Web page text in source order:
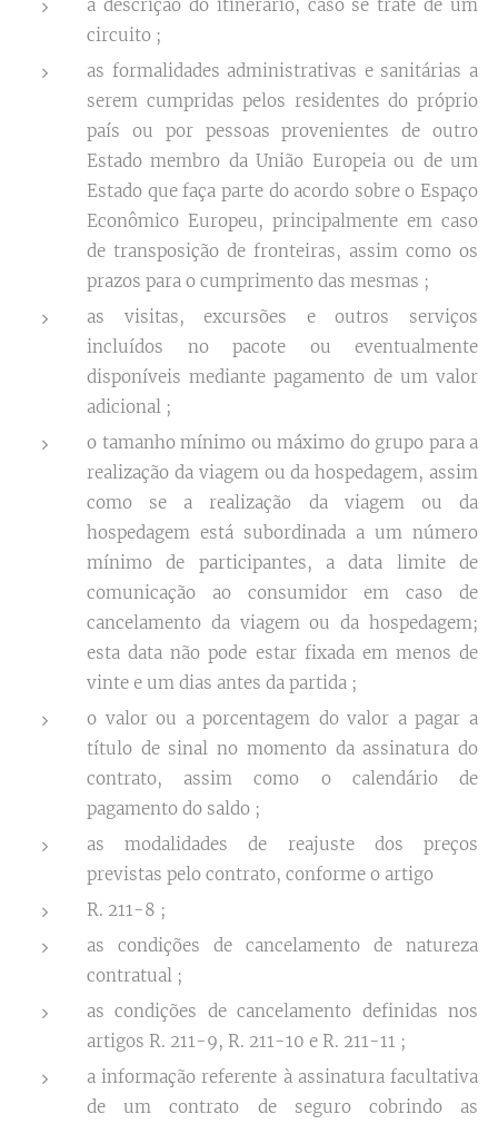
a descrição do itinerário, caso se trate de um
circuito ;
as formalidades administrativas e sanitárias a
serem cumpridas pelos residentes do próprio
país ou por pessoas provenientes de outro
Estado membro da União Europeia ou de um
Estado que faça parte do acordo sobre o Espaço
Econômico Europeu, principalmente em caso
de transposição de fronteiras, assim como os
prazos para o cumprimento das mesmas ;
as visitas, excursões e outros serviços
incluídos no pacote ou eventualmente
disponíveis mediante pagamento de um valor
adicional ;
o tamanho mínimo ou máximo do grupo para a
realização da viagem ou da hospedagem, assim
como se a realização da viagem ou da
hospedagem está subordinada a um número
mínimo de participantes, a data limite de
comunicação ao consumidor em caso de
cancelamento da viagem ou da hospedagem;
esta data não pode estar fixada em menos de
vinte e um dias antes da partida ;
o valor ou a porcentagem do valor a pagar a
título de sinal no momento da assinatura do
contrato, assim como o calendário de
pagamento do saldo ;
as modalidades de reajuste dos preços
previstas pelo contrato, conforme o artigo
R. 211-8 ;
as condições de cancelamento de natureza
contratual ;
as condições de cancelamento definidas nos
artigos R. 211-9, R. 211-10 e R. 211-11 ;
a informação referente à assinatura facultativa
de um contrato de seguro cobrindo as